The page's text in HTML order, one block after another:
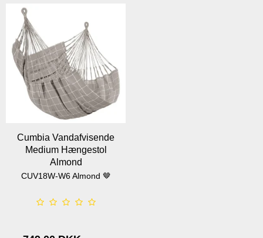
Cumbia Vandafvisende
Medium Hængestol
Almond
CUV18W-W6 Almond 🤎